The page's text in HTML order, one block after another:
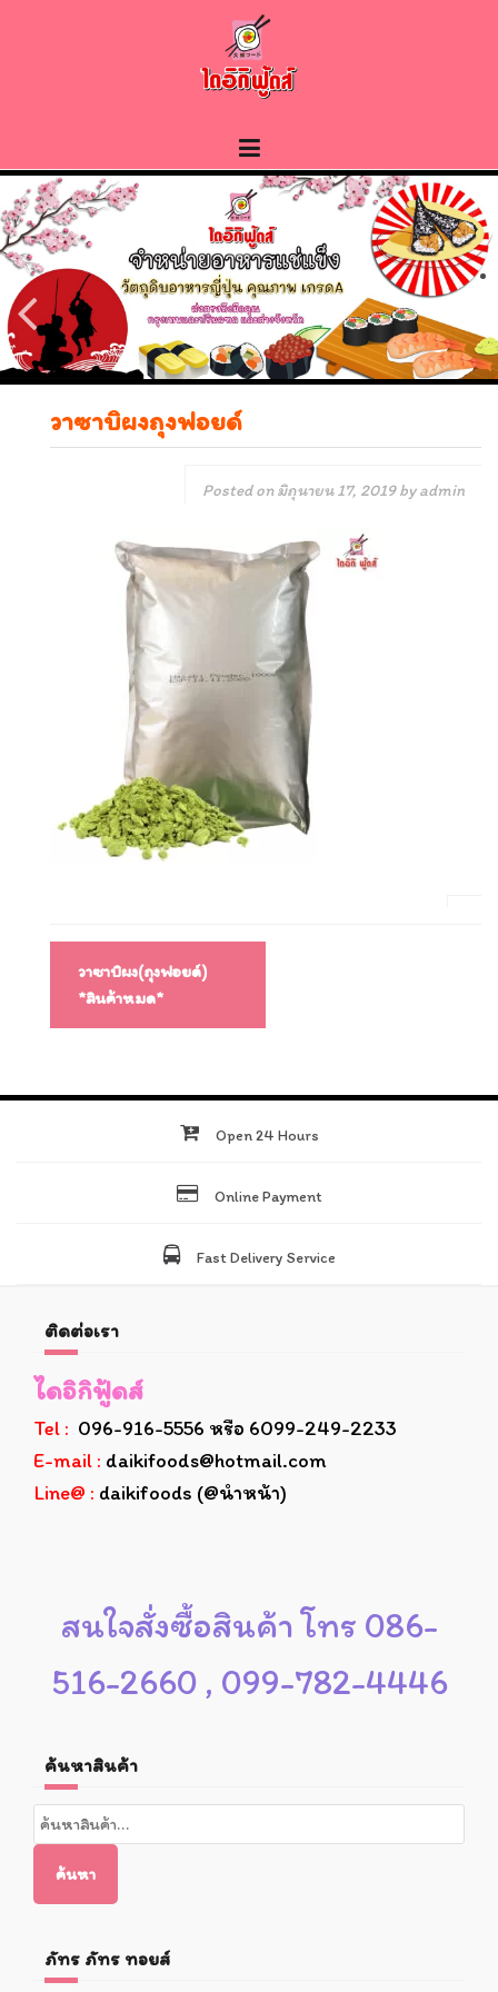
วาซาบิผงถุงฟอยด์
Posted onมิถุนายน 17, 2019byadmin
เรื่องวาซาบิผง(ถุงฟอยด์)
*สินค้าหมด*
Open 24 Hours
Online Payment
Fast Delivery Service
ติดต่อเรา
ไดอิกิฟู้ดส์
Tel : 096-916-5556 หรือ 6099-249-2233
E-mail : daikifoods@hotmail.com
Line@ : daikifoods (@นำหน้า)
สนใจสั่งซื้อสินค้า โทร 086-
516-2660 , 099-782-4446
ค้นหาสินค้า
ค้นหา:
ค้นหา
ภัทร ภัทร ทอยส์